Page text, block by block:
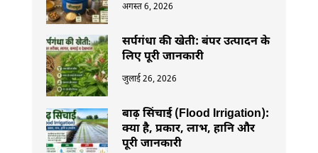
अगस्त 6, 2026
सर्पगंधा की खेती: बंपर उत्पादन के
लिए पूरी जानकारी
जुलाई 26, 2026
बाढ़ सिंचाई (Flood Irrigation):
क्या है, प्रकार, लाभ, हानि और
पूरी जानकारी